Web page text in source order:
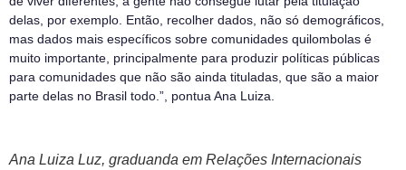
delas, por exemplo. Então, recolher dados, não só demográficos,
mas dados mais específicos sobre comunidades quilombolas é
muito importante, principalmente para produzir políticas públicas
para comunidades que não são ainda tituladas, que são a maior
parte delas no Brasil todo.”, pontua Ana Luiza.
Ana Luiza Luz, graduanda em Relações Internacionais